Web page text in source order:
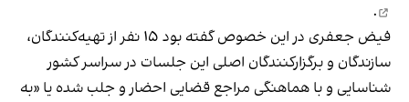
.
فیض‌ جعفری در این خصوص گفته بود ۱۵ نفر از تهیه‌کنندگان،
سازندگان و برگزارکنندگان اصلی این جلسات در سراسر کشور
شناسایی و با هماهنگی مراجع قضایی احضار و جلب شده یا «به